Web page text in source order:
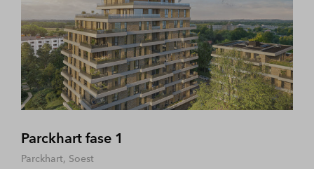
Parckhart fase 1
Parckhart, Soest